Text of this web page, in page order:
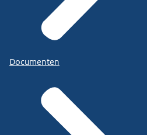
Documenten